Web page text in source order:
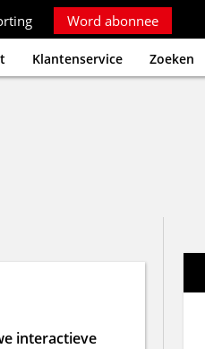
Word abonnee
Klantenservice Zoeken
interactieve